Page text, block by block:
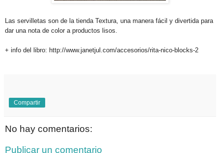
Las servilletas son de la tienda Textura, una manera fácil y divertida para
dar una nota de color a productos lisos.
+ info del libro: http://www.janetjul.com/accesorios/rita-nico-blocks-2
Compartir
No hay comentarios:
Publicar un comentario